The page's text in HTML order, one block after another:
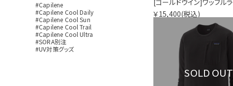
#Capilene
#Capilene Cool Daily
#Capilene Cool Sun
#Capilene Cool Trail
#Capilene Cool Ultra
#SORA別注
#UV対策グッズ
￥15,400(税込)
SOLD OUT